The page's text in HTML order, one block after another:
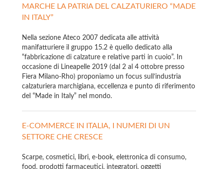
MARCHE LA PATRIA DEL CALZATURIERO “MADE
IN ITALY”
Nella sezione Ateco 2007 dedicata alle attività
manifatturiere il gruppo 15.2 è quello dedicato alla
“fabbricazione di calzature e relative parti in cuoio”. In
occasione di Lineapelle 2019 (dal 2 al 4 ottobre presso
Fiera Milano-Rho) proponiamo un focus sull’industria
calzaturiera marchigiana, eccellenza e punto di riferimento
del “Made in Italy” nel mondo.
E-COMMERCE IN ITALIA, I NUMERI DI UN
SETTORE CHE CRESCE
Scarpe, cosmetici, libri, e-book, elettronica di consumo,
food, prodotti farmaceutici, integratori, oggetti